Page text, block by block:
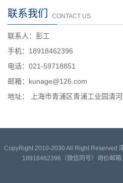
联系我们 CONTACT US
联系人：彭工
手机：18918462396
电话：021-59718851
邮箱：kunage@126.com
地址： 上海市青浦区青浦工业园清
CopyRight 2010-2030 All Right Reserved
18918462396（微信同号）询价邮